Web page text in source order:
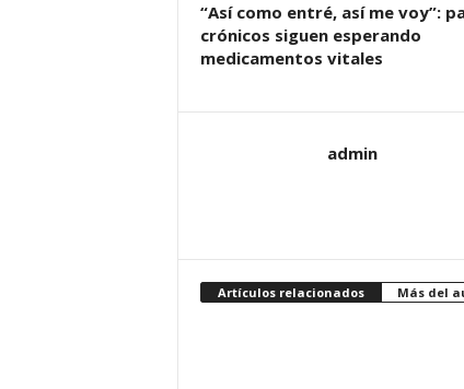
“Así como entré, así me voy”:
crónicos siguen esperando
medicamentos vitales
admin
Artículos relacionados Más del